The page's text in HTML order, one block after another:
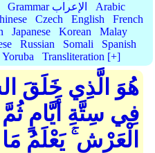
Grammar الإعراب
Arabic
Czech English
French
Japanese Korean
Malay
Russian Somali
Spanish
Yoruba Transliteration [+]
هُوَ الَّذِي خَلَقَ
فِي سِتَّةِ أَيَّامٍ
الْعَرْشِ ۚ يَعْلَمُ